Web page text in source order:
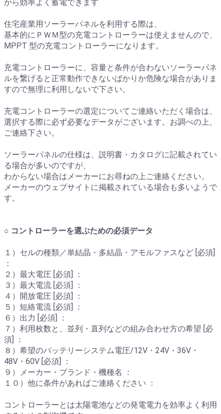
から効率よく蓄電できます
住宅産業用ソーラーパネルを利用する際は、
​基本的にＰＷＭ型の充電コントローラーは使えませんので、
MPPT 型の充電コントローラーになります。
充電コントローラーに、容量と条件が合わないソーラーパネ
ルを繋げると正常動作できないばかりか危険な場合がありま
すので無理に利用しないで下さい。
充電コントローラーの選定についてご連絡いただく場合は、
選択する際に必ず必要なデータがございます。お調べの上、
ご連絡下さい。
ソーラーパネルの仕様は、説明書・カタログに記載されてい
る場合が多いのですが、
わからない場合はメーカーにお尋ねの上ご連絡ください。
メーカーのウェブサイトに掲載されている場合も多いようで
す。
○ コントローラーを選ぶための必須データ
１）セルの種類／単結晶・多結晶・アモルファスなど [必須]
：
２）最大電圧 [必須] ：
３）最大電流 [必須] ：
４）開放電圧 [必須] ：
５）短絡電流 [必須] ：
６）出力 [必須] ：
７）利用枚数と、並列・直列などの組み合わせ方の希望 [必
須] ：
８）希望のバッテリーシステム電圧/12V・24V・36V・
48V・60V [必須] ：
９）メーカー・ブランド・機種名 ：
１０）他に条件があればご連絡ください ：
コントローラーとは太陽電池などの発電電力を効率よく利用